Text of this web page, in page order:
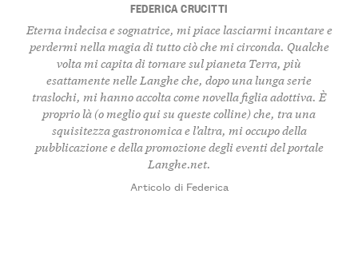
FEDERICA CRUCITTI
Eterna indecisa e sognatrice, mi piace lasciarmi incantare e
perdermi nella magia di tutto ciò che mi circonda. Qualche
volta mi capita di tornare sul pianeta Terra, più
esattamente nelle Langhe che, dopo una lunga serie
traslochi, mi hanno accolta come novella figlia adottiva. È
proprio là (o meglio qui su queste colline) che, tra una
squisitezza gastronomica e l’altra, mi occupo della
pubblicazione e della promozione degli eventi del portale
Langhe.net.
Articolo di Federica